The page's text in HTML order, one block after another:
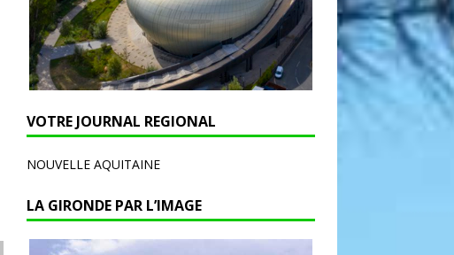
VOTRE JOURNAL REGIONAL
NOUVELLE AQUITAINE
LA GIRONDE PAR L’IMAGE